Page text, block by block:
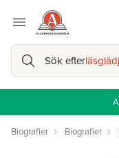
Sök efter
Biografier Biografier